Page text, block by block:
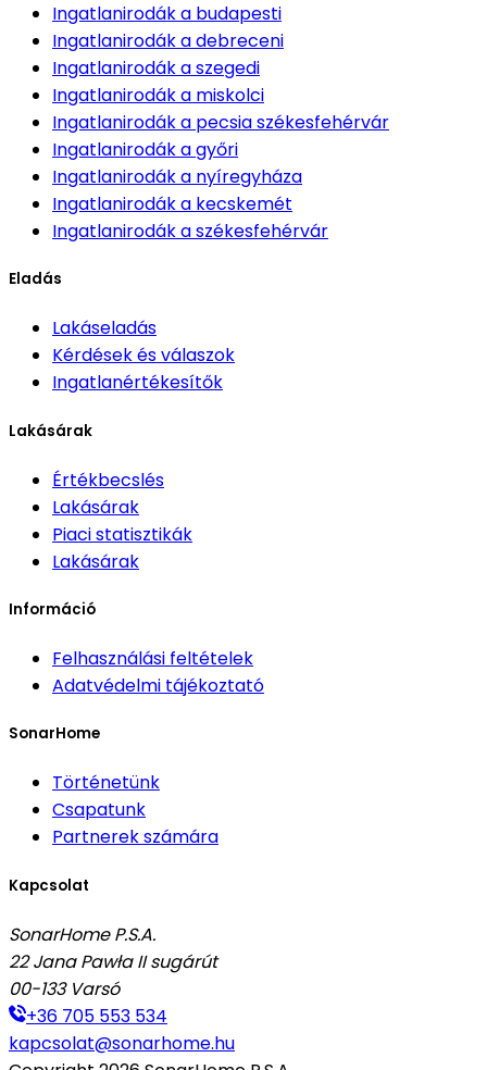
Ingatlanirodáka budapesti
Ingatlanirodáka debreceni
Ingatlanirodáka szegedi
Ingatlanirodáka miskolci
Ingatlanirodáka pecsia székesfehérvár
Ingatlanirodáka győri
Ingatlanirodáka nyíregyháza
Ingatlanirodáka kecskemét
Ingatlanirodáka székesfehérvár
Eladás
Lakáseladás
Kérdések és válaszok
Ingatlanértékesítők
Lakásárak
Értékbecslés
Lakásárak
Piaci statisztikák
Lakásárak
Információ
Felhasználási feltételek
Adatvédelmi tájékoztató
SonarHome
Történetünk
Csapatunk
Partnerek számára
Kapcsolat
SonarHome P.S.A.
22 Jana Pawła II sugárút
00-133 Varsó
+36 705 553 534
kapcsolat@sonarhome.hu